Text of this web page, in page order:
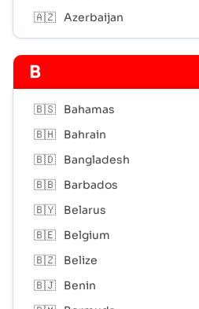
🇦🇿 Azerbaijan
B
🇧🇸
Bahamas
🇧🇭
Bahrain
🇧🇩
Bangladesh
🇧🇧
Barbados
🇧🇾
Belarus
🇧🇪
Belgium
🇧🇿
Belize
🇧🇯
Benin